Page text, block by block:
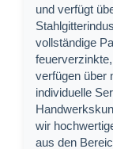
und verfügt
vollständige
verfügen über
individuelle
wir
aus den